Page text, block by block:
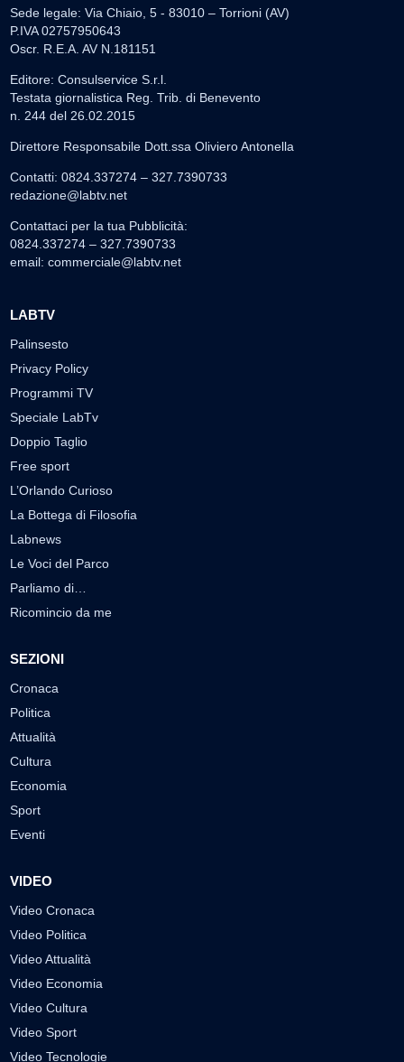
Sede legale: Via Chiaio, 5 - 83010 – Torrioni (AV)
P.IVA 02757950643
Oscr. R.E.A. AV N.181151
Editore: Consulservice S.r.l.
Testata giornalistica Reg. Trib. di Benevento
n. 244 del 26.02.2015
Direttore Responsabile Dott.ssa Oliviero Antonella
Contatti: 0824.337274 – 327.7390733
redazione@labtv.net
Contattaci per la tua Pubblicità:
0824.337274 – 327.7390733
email: commerciale@labtv.net
LABTV
Palinsesto
Privacy Policy
Programmi TV
Speciale LabTv
Doppio Taglio
Free sport
L’Orlando Curioso
La Bottega di Filosofia
Labnews
Le Voci del Parco
Parliamo di…
Ricomincio da me
SEZIONI
Cronaca
Politica
Attualità
Cultura
Economia
Sport
Eventi
VIDEO
Video Cronaca
Video Politica
Video Attualità
Video Economia
Video Cultura
Video Sport
Video Tecnologie